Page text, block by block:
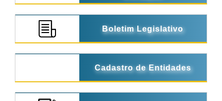
Boletim Legislativo
Cadastro de Entidades